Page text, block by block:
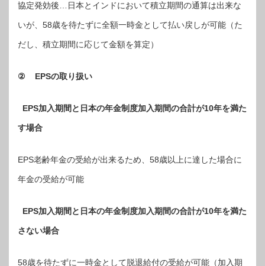
協定発効後…日本とインドにおいて積立期間の通算は出来な
いが、58歳を待たずに全額一時金として払い戻しが可能（た
だし、積立期間に応じて金額を算定）
② EPSの取り扱い
EPS加入期間と日本の年金制度加入期間の合計が10年を満た
す場合
EPS老齢年金の受給が出来るため、58歳以上に達した場合に
年金の受給が可能
EPS加入期間と日本の年金制度加入期間の合計が10年を満た
さない場合
58歳を待たずに一時金として脱退給付の受給が可能（加入期